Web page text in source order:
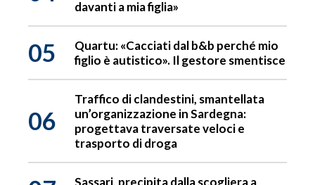
davanti a mia figlia»
05
Quartu: «Cacciati dal b&b perché mio
figlio è autistico». Il gestore smentisce
06
Traffico di clandestini, smantellata
un’organizzazione in Sardegna:
progettava traversate veloci e
trasporto di droga
Sassari, precipita dalla scogliera a